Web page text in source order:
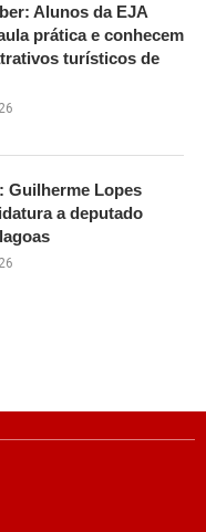
Alunos da EJA
prática e conhecem
turísticos de
Guilherme Lopes
a deputado